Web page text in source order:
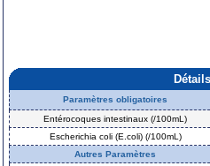
Paramètres obligatoires
Entérocoques intestinaux (/100mL)
Escherichia coli (E.coli) (/100mL)
Autres Paramètres